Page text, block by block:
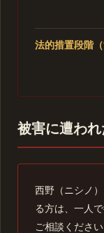
法的措置段階（
被害に遭わ
西野（ニシノ
る方は、一人
ご相談ください